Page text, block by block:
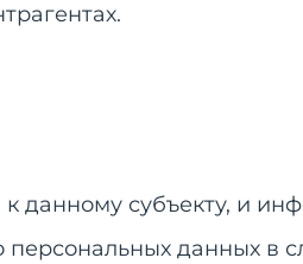
данному субъекту, и
данных в